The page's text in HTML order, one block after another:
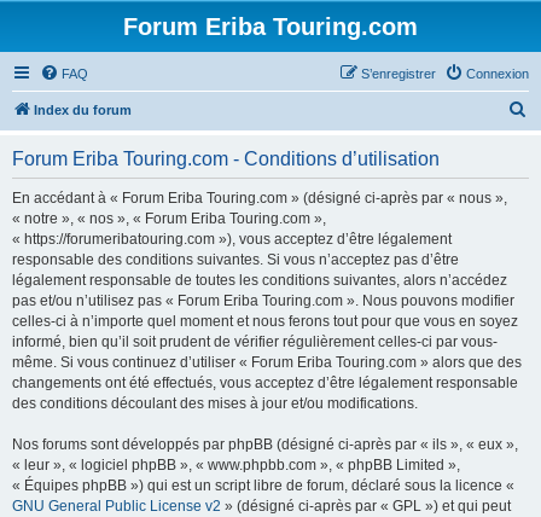
Forum Eriba Touring.com
FAQ Connexion
S’enregistrer
Index du forum
Forum Eriba Touring.com - Conditions d’utilisation
En accédant à « Forum Eriba Touring.com » (désigné ci-après par « nous »,
« notre », « nos », « Forum Eriba Touring.com »,
« https://forumeribatouring.com »), vous acceptez d’être légalement
responsable des conditions suivantes. Si vous n’acceptez pas d’être
légalement responsable de toutes les conditions suivantes, alors n’accédez
pas et/ou n’utilisez pas « Forum Eriba Touring.com ». Nous pouvons modifier
celles-ci à n’importe quel moment et nous ferons tout pour que vous en soyez
informé, bien qu’il soit prudent de vérifier régulièrement celles-ci par vous-
même. Si vous continuez d’utiliser « Forum Eriba Touring.com » alors que des
changements ont été effectués, vous acceptez d’être légalement responsable
des conditions découlant des mises à jour et/ou modifications.
Nos forums sont développés par phpBB (désigné ci-après par « ils », « eux »,
« leur », « logiciel phpBB », « www.phpbb.com », « phpBB Limited »,
« Équipes phpBB ») qui est un script libre de forum, déclaré sous la licence «
GNU General Public License v2 » (désigné ci-après par « GPL ») et qui peut